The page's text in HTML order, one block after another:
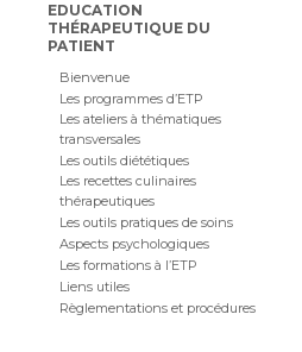
EDUCATION
THÉRAPEUTIQUE DU
PATIENT
Bienvenue
Les programmes d’ETP
Les ateliers à thématiques
transversales
Les outils diététiques
Les recettes culinaires
thérapeutiques
Les outils pratiques de soins
Aspects psychologiques
Les formations à l’ETP
Liens utiles
Règlementations et procédures